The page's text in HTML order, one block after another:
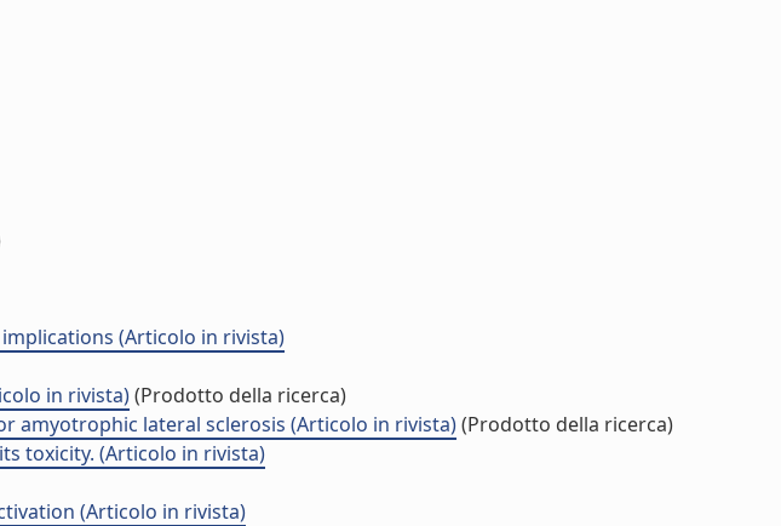
(Articolo in rivista)
in rivista)(Prodotto della ricerca)
amyotrophic lateral sclerosis (Articolo in rivista)(Prodotto della ricerca)
toxicity. (Articolo in rivista)
(Articolo in rivista)